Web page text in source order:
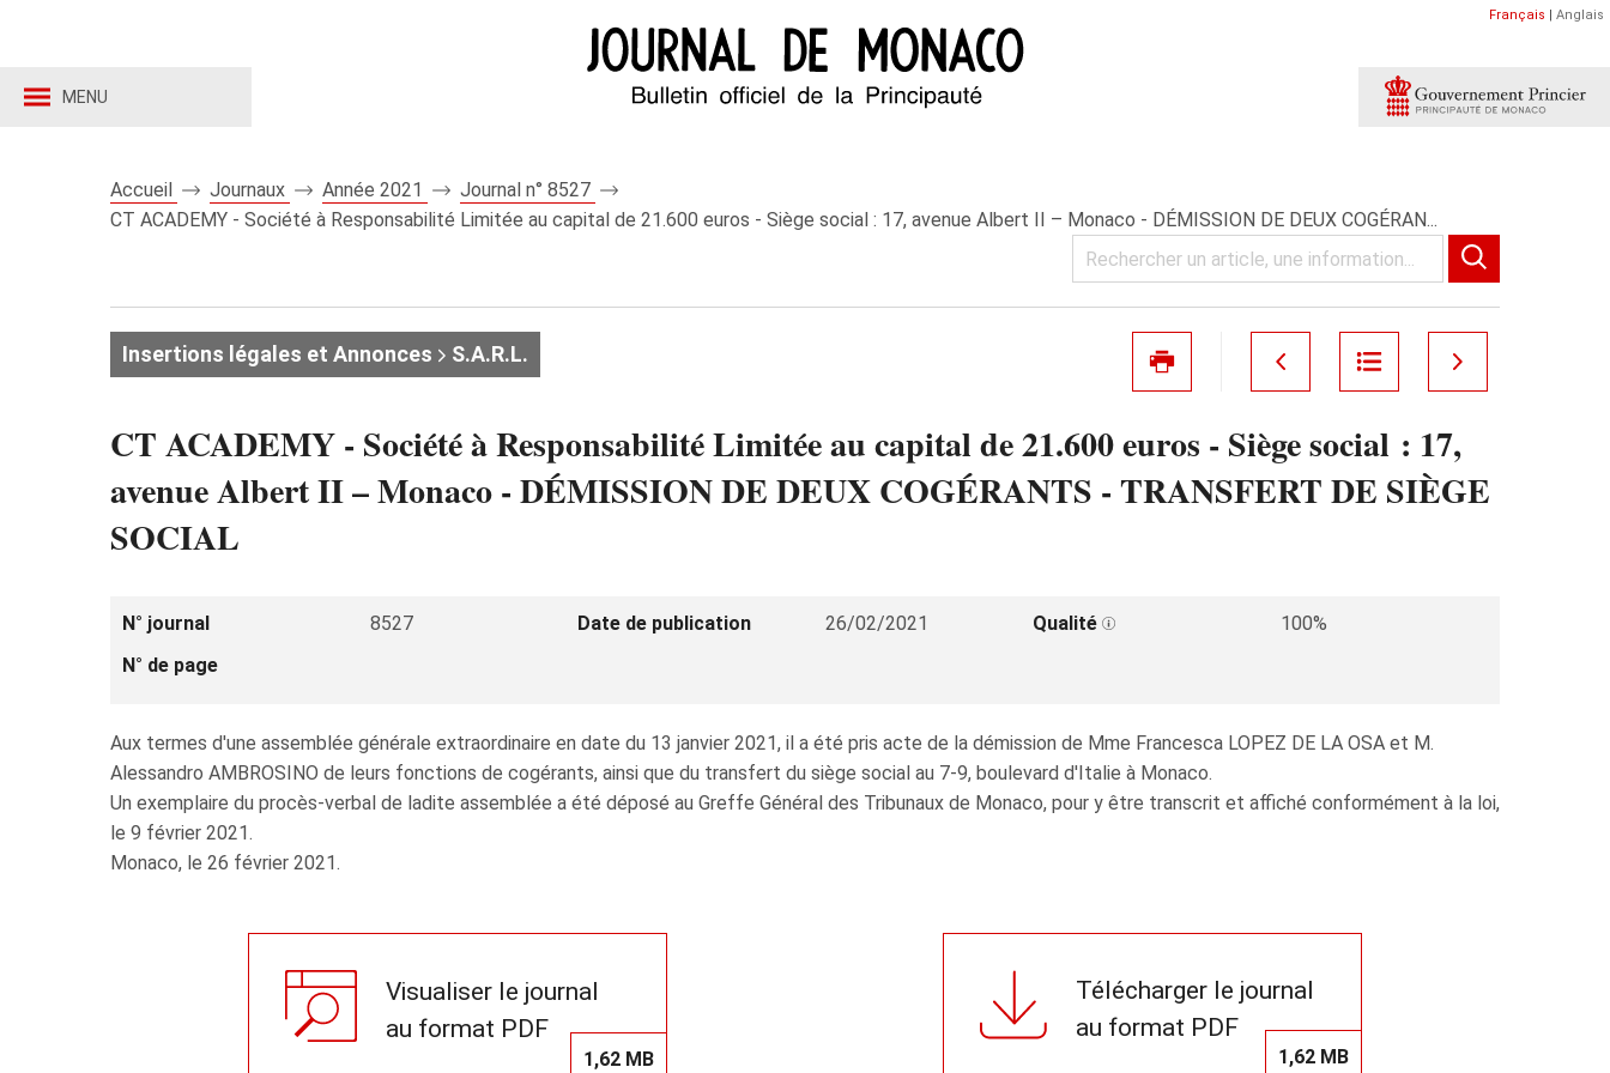
MENU
Français | Anglais
Accueil Journaux Année 2021
Journal n° 8527
CT ACADEMY - Société à Responsabilité Limitée au capital de 21.600 euros - Siège social : 17, avenue Albert II – Monaco - DÉMISSION DE DEUX COGÉRAN...
Insertions légales et Annonces S.A.R.L.
CT ACADEMY - Société à Responsabilité Limitée au capital de 21.600 euros - Siège social : 17,
avenue Albert II – Monaco - DÉMISSION DE DEUX COGÉRANTS - TRANSFERT DE SIÈGE
SOCIAL
N° journal 8527 Date de publication 26/02/2021 Qualité
100%
N° de page
Aux termes d'une assemblée générale extraordinaire en date du 13 janvier 2021, il a été pris acte de la démission de Mme Francesca LOPEZ DE LA OSA et M.
Alessandro AMBROSINO de leurs fonctions de cogérants, ainsi que du transfert du siège social au 7-9, boulevard d'Italie à Monaco.
Un exemplaire du procès-verbal de ladite assemblée a été déposé au Greffe Général des Tribunaux de Monaco, pour y être transcrit et affiché conformément à la loi,
le 9 février 2021.
Monaco, le 26 février 2021.
Visualiser le journal
au format PDF
1,62 MB
Télécharger le journal
au format PDF
1,62 MB